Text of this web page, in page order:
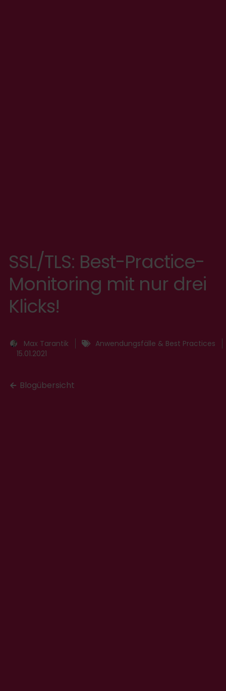
SSL/TLS: Best-Practice-
Monitoring mit nur drei
Klicks!
Max Tarantik
Anwendungsfälle & Best Practices
15.01.2021
Blogübersicht